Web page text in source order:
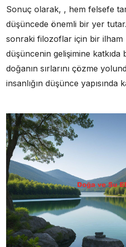
Sonuç olarak, , hem felsefe
düşüncede önemli bir yer
sonraki filozoflar için bir ilham
düşüncenin gelişimine
doğanın sırlarını çözme
insanlığın düşünce yapısında